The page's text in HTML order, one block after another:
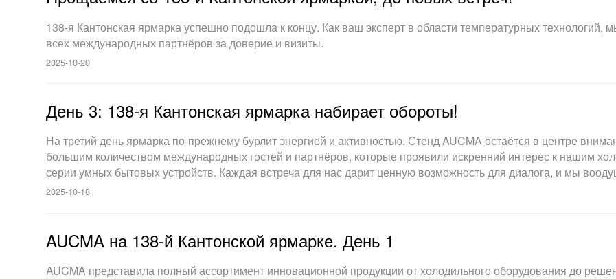
138-я Кантонская ярмарка успешно подошла к концу. Как ваш эксперт в области температурных технологий,
всех международных партнёров за доверие и визиты.
2025-10-20
День 3: 138-я Кантонская ярмарка набирает обороты!
На третий день ярмарка по-прежнему бурлит энергией и активностью. Стенд AUCMA остаётся в центре
большим количеством международных гостей и партнёров, которые проявили искренний интерес к нашим
серии умных бытовых устройств. Каждая встреча для нас дарит ценную возможность для диалога, и мы
2025-10-18
AUCMA на 138-й Кантонской ярмарке. День 1
AUCMA представила полный ассортимент инновационной продукции от холодильного оборудования до